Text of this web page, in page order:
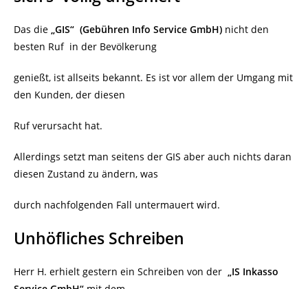
Das die „GIS“ (Gebühren Info Service GmbH) nicht den
besten Ruf in der Bevölkerung
genießt, ist allseits bekannt. Es ist vor allem der Umgang mit
den Kunden, der diesen
Ruf verursacht hat.
Allerdings setzt man seitens der GIS aber auch nichts daran
diesen Zustand zu ändern, was
durch nachfolgenden Fall untermauert wird.
Unhöfliches Schreiben
Herr H. erhielt gestern ein Schreiben von der „IS Inkasso